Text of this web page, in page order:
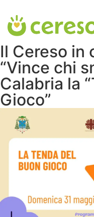
Il Cereso in
“Vince chi
Calabria la
Gioco”